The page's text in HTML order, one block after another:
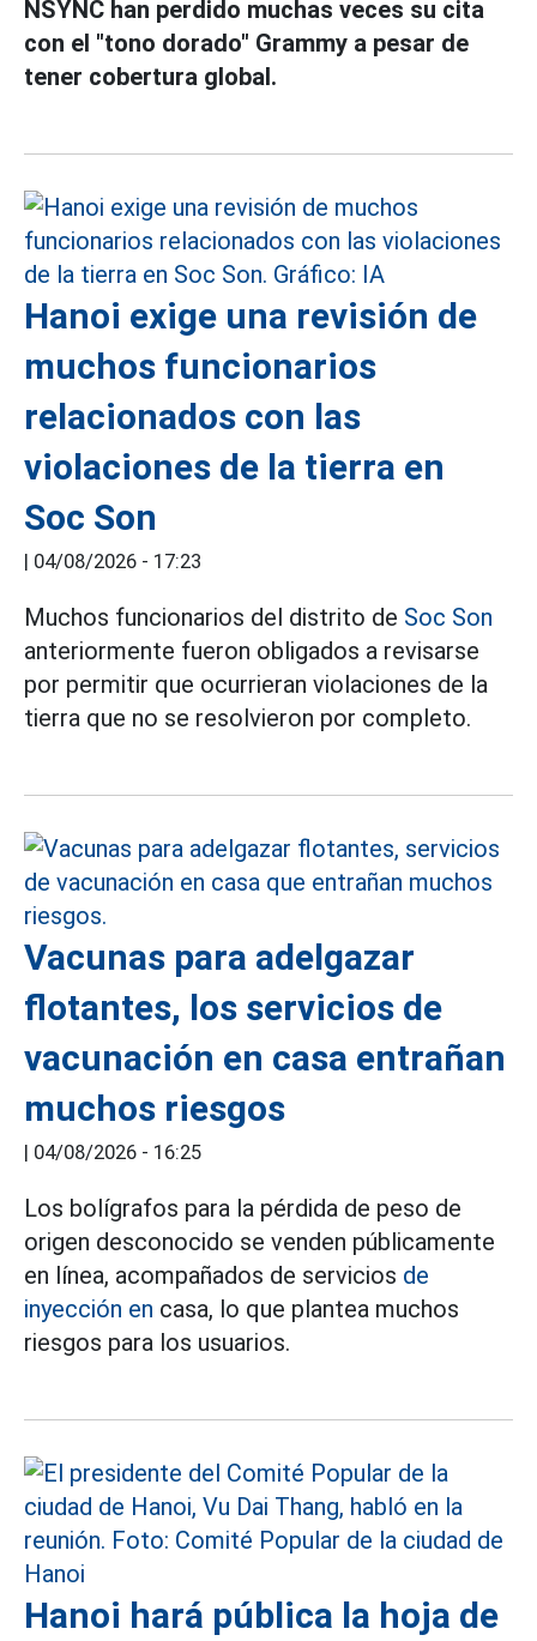
NSYNC han perdido muchas veces su cita
con el "tono dorado" Grammy a pesar de
tener cobertura global.
Hanoi exige una revisión de
muchos funcionarios
relacionados con las
violaciones de la tierra en
Soc Son
| 04/08/2026 - 17:23
Muchos funcionarios del distrito de Soc Son
anteriormente fueron obligados a revisarse
por permitir que ocurrieran violaciones de la
tierra que no se resolvieron por completo.
Vacunas para adelgazar
flotantes, los servicios de
vacunación en casa entrañan
muchos riesgos
| 04/08/2026 - 16:25
Los bolígrafos para la pérdida de peso de
origen desconocido se venden públicamente
en línea, acompañados de servicios de
inyección en casa, lo que plantea muchos
riesgos para los usuarios.
Hanoi hará pública la hoja de